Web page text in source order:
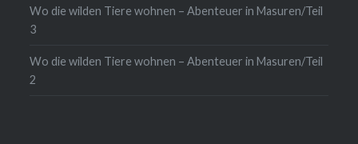
Wo die wilden Tiere wohnen – Abenteuer in Masuren/Teil
3
Wo die wilden Tiere wohnen – Abenteuer in Masuren/Teil
2